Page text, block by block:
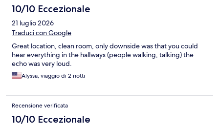
10/10 Eccezionale
21 luglio 2026
Traduci con Google
Great location, clean room, only downside was that you could
hear everything in the hallways (people walking, talking) the
echo was very loud.
Alyssa, viaggio di 2 notti
Recensione verificata
10/10 Eccezionale